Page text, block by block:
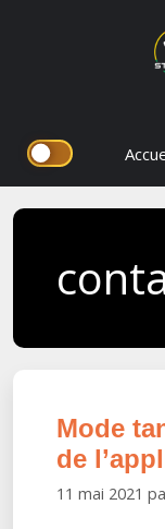
Aller
contenu
Mode
de
11 mai 2021